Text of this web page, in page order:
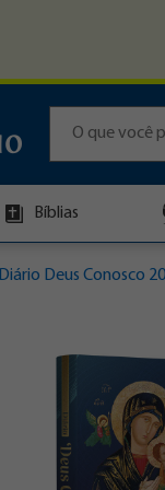
Bíblias
Diário Deus Conosco